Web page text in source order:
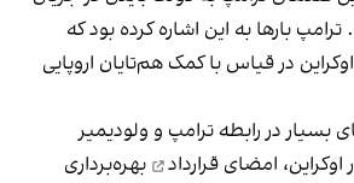
ترامپ بارها به این اشاره کرده بود که
در قیاس با کمک هم‌تایان اروپایی
بسیار در رابطه ترامپ و ولودیمیر
امضای قرارداد
بهره‌برداری